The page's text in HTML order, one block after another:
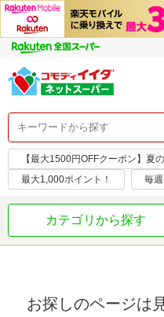
【最大1500円OFFクーポン】夏
最大1,000ポイント！
毎
カテゴリから探す
お探しのページは